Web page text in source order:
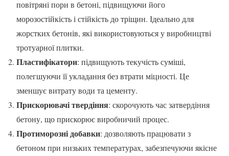
повітряні пори в бетоні, підвищуючи його
морозостійкість і стійкість до тріщин. Ідеально для
жорстких бетонів, які використовуються у виробництві
тротуарної плитки.
Пластифікатори: підвищують текучість суміші,
полегшуючи її укладання без втрати міцності. Це
зменшує витрату води та цементу.
Прискорювачі твердіння: скорочують час затвердіння
бетону, що прискорює виробничий процес.
Протиморозні добавки: дозволяють працювати з
бетоном при низьких температурах, забезпечуючи якісне